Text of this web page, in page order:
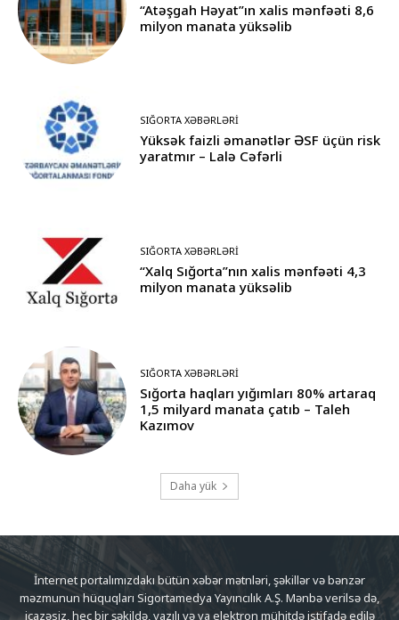
“Atəşgah Həyat”ın xalis mənfəəti 8,6
milyon manata yüksəlib
SIĞORTA XƏBƏRLƏRI
Yüksək faizli əmanətlər ƏSF üçün risk
yaratmır – Lalə Cəfərli
SIĞORTA XƏBƏRLƏRI
“Xalq Sığorta”nın xalis mənfəəti 4,3
milyon manata yüksəlib
SIĞORTA XƏBƏRLƏRI
Sığorta haqları yığımları 80% artaraq
1,5 milyard manata çatıb – Taleh
Kazımov
Daha yük
İnternet portalımızdakı bütün xəbər mətnləri, şəkillər və bənzər
məzmunun hüquqları Sigortamedya Yayıncılık A.Ş. Mənbə verilsə də,
icazəsiz, heç bir şəkildə, yazılı və ya elektron mühitdə istifadə edilə